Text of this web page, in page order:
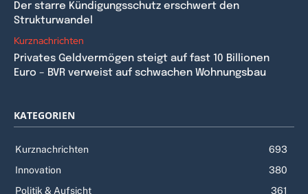
Der starre Kündigungsschutz erschwert den
Strukturwandel
Kurznachrichten
Privates Geldvermögen steigt auf fast 10 Billionen
Euro – BVR verweist auf schwachen Wohnungsbau
KATEGORIEN
Kurznachrichten
693
Innovation
380
Politik & Aufsicht
361